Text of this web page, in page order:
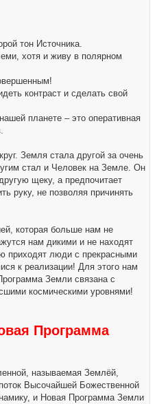
тон Источника.
хотя и живу в полярном
контраст и сделать свой
планете – это оперативная
Земля стала другой за очень
стал и Человек на Земле. Он
щеку, а предпочитает
руку, не позволяя причинять
которая больше нам не
нам дикими и не находят
приходят люди с прекрасными
к реализации! Для этого нам
Земли связана с
космическими уровнями!
Программа
называемая Землёй,
Высочайшей Божественной
и Новая Программа Земли